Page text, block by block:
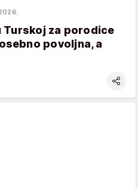
Turskoj za porodice
povoljna, a